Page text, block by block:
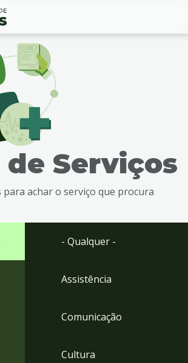
de Serviços
achar o serviço que procura
- Qualquer -
Assistência
Comunicação
Cultura